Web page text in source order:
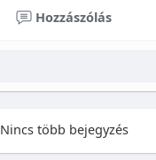
Hozzászólás
Nincs több bejegyzés